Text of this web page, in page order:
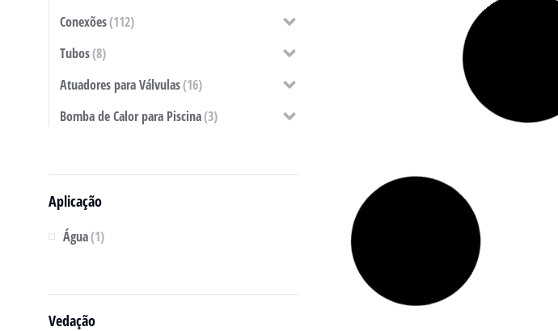
Conexões(112)
Tubos(8)
Atuadores para Válvulas(16)
Bomba de Calor para Piscina(3)
Aplicação
Água(1)
Vedação